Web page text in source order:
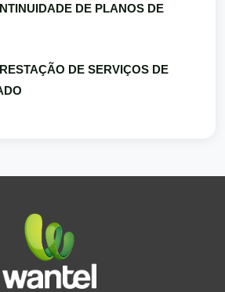
DE PLANOS DE
DE SERVIÇOS DE